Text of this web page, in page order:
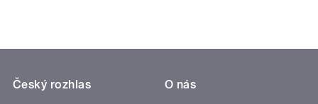
Český rozhlas
O nás